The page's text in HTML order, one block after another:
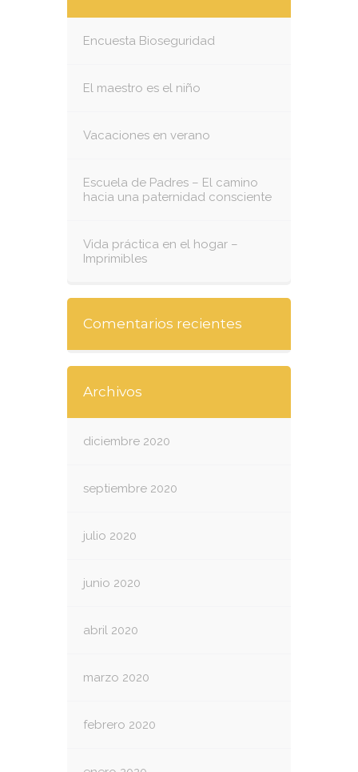
Encuesta Bioseguridad
El maestro es el niño
Vacaciones en verano
Escuela de Padres – El camino
hacia una paternidad consciente
Vida práctica en el hogar –
Imprimibles
Comentarios recientes
Archivos
diciembre 2020
septiembre 2020
julio 2020
junio 2020
abril 2020
marzo 2020
febrero 2020